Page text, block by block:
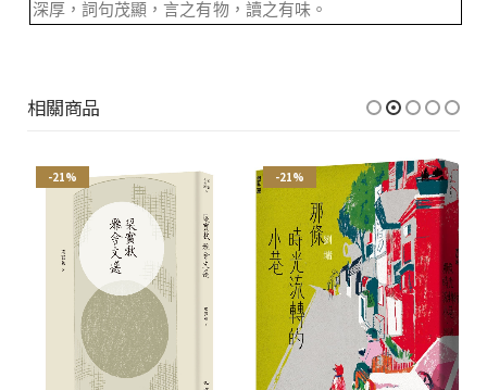
深厚，詞句茂顯，言之有物，讀之有味。
相關商品
-21% -21%